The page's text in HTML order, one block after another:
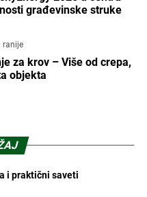
građevinske struke
ranije
za krov – Više od crepa,
objekta
i praktični saveti